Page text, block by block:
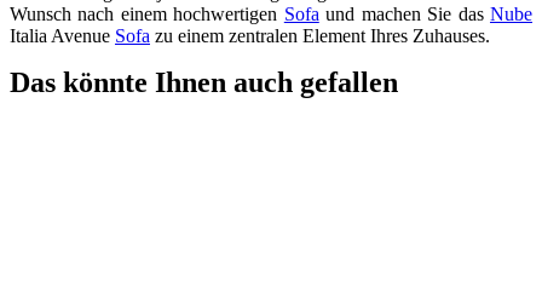
Wunsch nach einem hochwertigen Sofa und machen Sie dasNube
Italia Avenue Sofa zu einem zentralen Element Ihres Zuhauses.
Das könnte Ihnen auch gefallen